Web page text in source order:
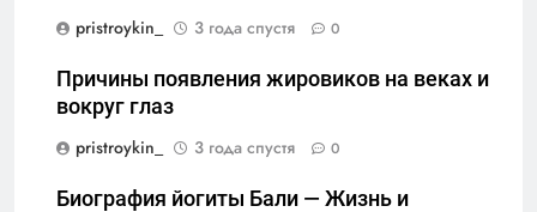
pristroykin_
3 года спустя 0
Причины появления жировиков на веках и
вокруг глаз
pristroykin_
3 года спустя 0
Биография йогиты Бали — Жизнь и